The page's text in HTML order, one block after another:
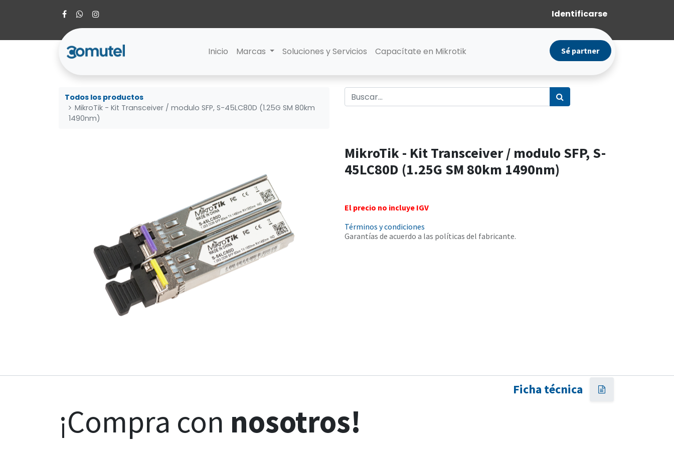
Identificarse
Inicio Marcas Soluciones y Servicios Capacítate en Mikrotik Sé partner
Todos los productos
MikroTik - Kit Transceiver / modulo SFP, S-45LC80D (1.25G SM 80km
1490nm)
MikroTik - Kit Transceiver / modulo SFP, S-
45LC80D (1.25G SM 80km 1490nm)
El precio no incluye IGV
Términos y condiciones
Garantías de acuerdo a las políticas del fabricante.
Ficha técnica
¡Compra con nosotros!